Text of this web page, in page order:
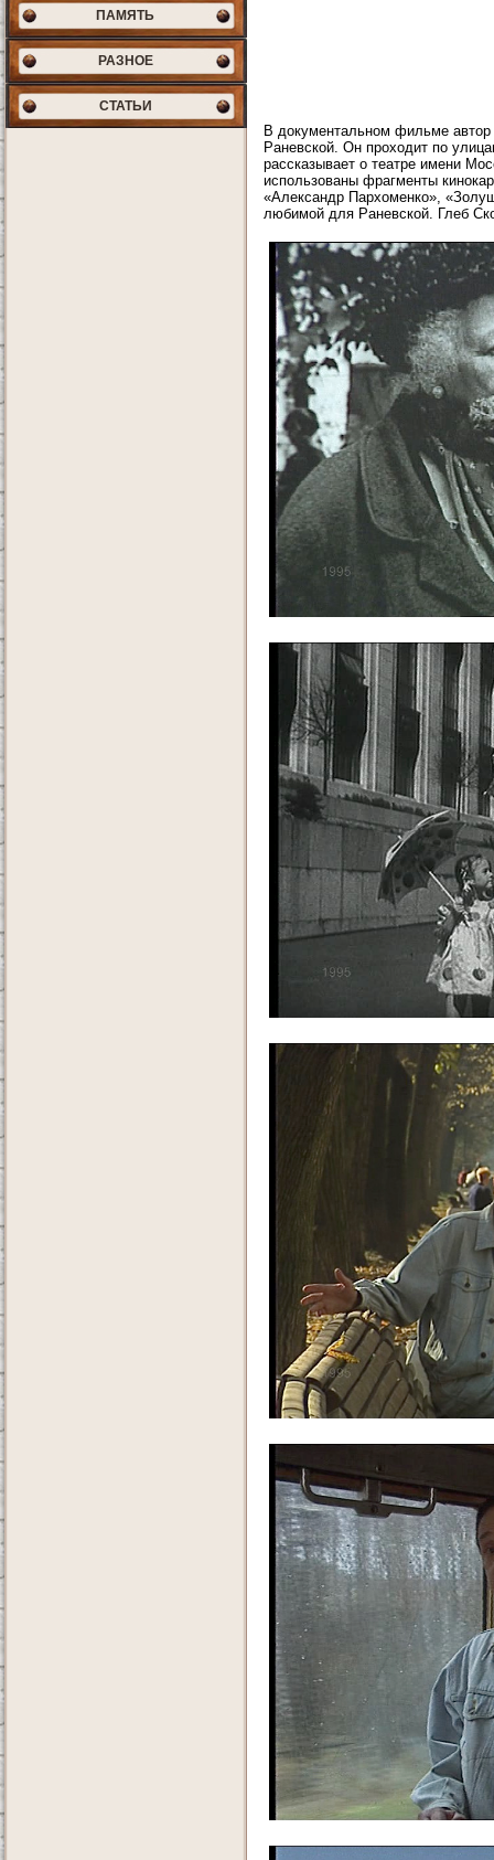
ПАМЯТЬ
РАЗНОЕ
СТАТЬИ
В документальном фильме автор
Раневской. Он проходит по
рассказывает о театре имени
использованы фрагменты
«Александр Пархоменко»,
любимой для Раневской. Глеб